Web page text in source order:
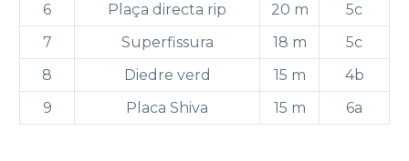
6
Plaça directa rip 20 m
5c
7
Superfissura 18 m
5c
8
Diedre verd 15 m
4b
9
Placa Shiva 15 m 6a